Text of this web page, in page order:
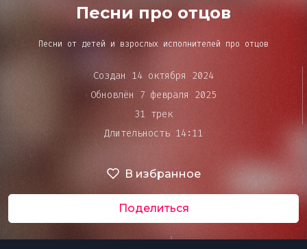
Bar&Club
Mainstage
Эдиторы
DJ BATTLE
Песни про отцов
Песни от детей и взрослых исполнителей про отцов
Создан 14 октября 2024
Обновлён 7 февраля 2025
31 трек
Длительность 14:11
В избранное
Поделиться
воспроизведения